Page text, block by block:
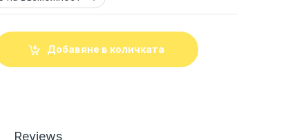
KIKKABOO quantity
Добавяне в количката
Reviews